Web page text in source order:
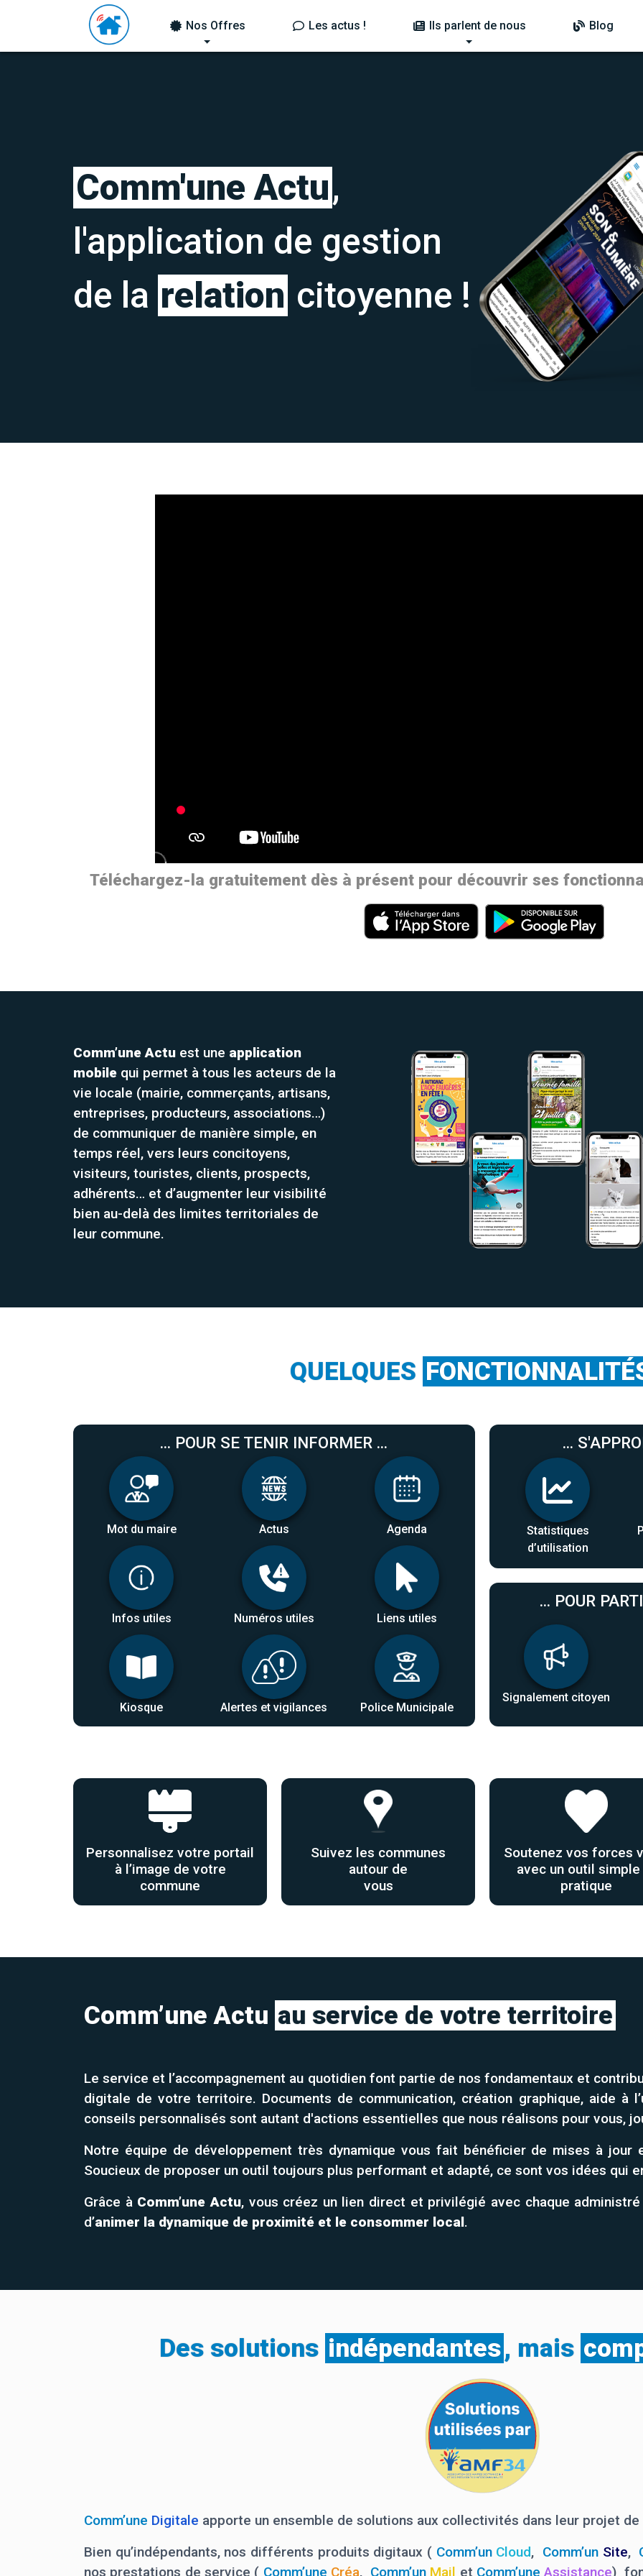
Nos Offres Les actus ! Ils parlent de nous Blog
Comm'une Actu,
l'application de gestion
de la relation citoyenne !
Téléchargez-la gratuitement dès à présent pour découvrir ses
Comm’une Actu est une application
mobile qui permet à tous les acteurs de la
vie locale (mairie, commerçants, artisans,
entreprises, producteurs, associations…)
de communiquer de manière simple, en
temps réel, vers leurs concitoyens,
visiteurs, touristes, clients, prospects,
adhérents… et d’augmenter leur visibilité
bien au-delà des limites territoriales de
leur commune.
QUELQUES
... POUR SE TENIR INFORMER ...
Mot du maire Actus Agenda
Infos utiles Numéros utiles Liens utiles
Kiosque Alertes et vigilances Police Municipale
...
Statistiques
d’utilisation
... POUR
Signalement citoyen
Personnalisez votre portail
à l’image de votre
commune
Suivez les communes
autour de
vous
Soutenez vos forces
avec un outil
pratique
Comm’une Actu au service de votre territoire
Le service et l’accompagnement au quotidien font partie de nos fondamentaux et
digitale de votre territoire. Documents de communication, création graphique, aide à
conseils personnalisés sont autant d'actions essentielles que nous réalisons pour vous,
Notre équipe de développement très dynamique vous fait bénéficier de mises à jour
Soucieux de proposer un outil toujours plus performant et adapté, ce sont vos idées qui
Grâce à Comm’une Actu, vous créez un lien direct et privilégié avec chaque
d’animer la dynamique de proximité et le consommer local.
Des solutions indépendantes, mais
Comm’une Digitale apporte un ensemble de solutions aux collectivités dans leur projet
Bien qu’indépendants, nos différents produits digitaux ( Comm’un Cloud, Comm’un Site,
nos prestations de service ( Comm’une Créa, Comm’un Mail et Comm’une Assistance)